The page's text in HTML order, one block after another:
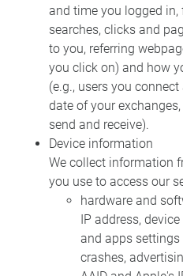
and time you logged in,
searches, clicks and
to you, referring
you click on) and how
(e.g., users you
date of your
send and receive).
Device information
We collect information
you use to access our
hardware and
IP address,
and apps
crashes,